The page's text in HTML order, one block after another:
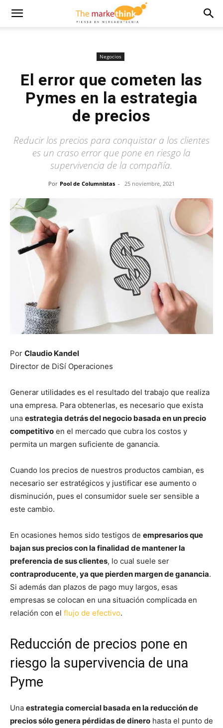
Negocios
El error que cometen las
Pymes en la estrategia
de precios
Reducir los precios para conquistar a los clientes
es un craso error que pone en riesgo la
supervivencia de la compañía.
Por Pool de Columnistas - 25 noviembre, 2021
Por Claudio Kandel
Director de DiSí Operaciones
Generar utilidades es el resultado del trabajo que realiza
una empresa. Para obtenerlas, es necesario que exista
una estrategia detrás del negocio basada en un precio
competitivo en el mercado que cubra los costos y
permita un margen suficiente de ganancia.
Cuando los precios de nuestros productos cambian, es
necesario ser estratégicos y justificar ese aumento o
disminución, pues el consumidor suele ser sensible a
este cambio.
En ocasiones hemos sido testigos de empresarios que
bajan sus precios con la finalidad de mantener la
preferencia de sus clientes, lo cual suele ser
contraproducente, ya que pierden margen de ganancia.
Si además dan plazos de pago muy largos, esas
empresas se colocan en una situación complicada en
relación con el flujo de efectivo.
Reducción de precios pone en
riesgo la supervivencia de una
Pyme
Una estrategia comercial basada en la reducción de
precios sólo genera pérdidas de dinero hasta el punto de